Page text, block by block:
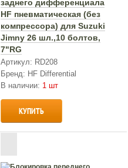
заднего дифференциала
HF пневматическая (без
компрессора) для Suzuki
Jimny 26 шл.,10 болтов,
7"RG
Артикул: RD208
Бренд: HF Differential
В наличии: 1 шт
КУПИТЬ